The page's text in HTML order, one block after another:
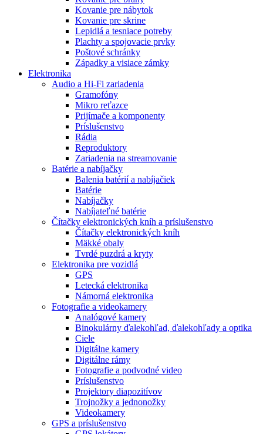
Kovanie pre nábytok
Kovanie pre skrine
Lepidlá a tesniace potreby
Plachty a spojovacie prvky
Poštové schránky
Západky a visiace zámky
Elektronika
Audio a Hi-Fi zariadenia
Gramofóny
Mikro reťazce
Prijímače a komponenty
Príslušenstvo
Rádia
Reproduktory
Zariadenia na streamovanie
Batérie a nabíjačky
Balenia batérií a nabíjačiek
Batérie
Nabíjačky
Nabíjateľné batérie
Čítačky elektronických kníh a príslušenstvo
Čítačky elektronických kníh
Mäkké obaly
Tvrdé puzdrá a kryty
Elektronika pre vozidlá
GPS
Letecká elektronika
Námorná elektronika
Fotografie a videokamery
Analógové kamery
Binokulárny ďalekohľad, ďalekohľady a optika
Ciele
Digitálne kamery
Digitálne rámy
Fotografie a podvodné video
Príslušenstvo
Projektory diapozitívov
Trojnožky a jednonožky
Videokamery
GPS a príslušenstvo